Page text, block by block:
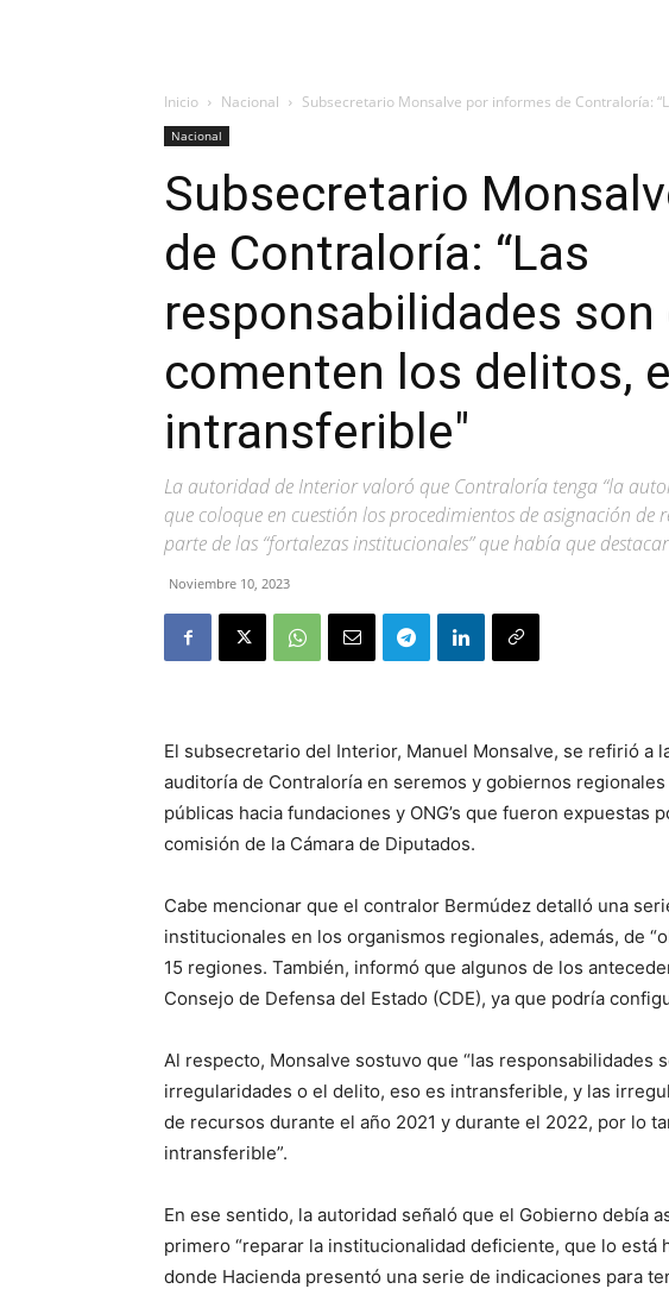
Inicio Nacional Subsecretario Monsalve por informes de Contraloría:
Nacional
Subsecretario
de Contraloría: “Las
responsabilidades son
comenten los delitos,
intransferible″
La autoridad de Interior valoró que Contraloría tenga “la
que coloque en cuestión los procedimientos de asignación de
parte de las “fortalezas institucionales” que había que
Noviembre 10, 2023
El subsecretario del Interior, Manuel Monsalve, se refirió a
auditoría de Contraloría en seremos y gobiernos
públicas hacia fundaciones y ONG’s que fueron expuestas
comisión de la Cámara de Diputados.
Cabe mencionar que el contralor Bermúdez detalló una
institucionales en los organismos regionales, además, de
15 regiones. También, informó que algunos de los
Consejo de Defensa del Estado (CDE), ya que podría
Al respecto, Monsalve sostuvo que “las responsabilidades
irregularidades o el delito, eso es intransferible, y las
de recursos durante el año 2021 y durante el 2022, por lo
intransferible”.
En ese sentido, la autoridad señaló que el Gobierno debía
primero “reparar la institucionalidad deficiente, que lo está
donde Hacienda presentó una serie de indicaciones para